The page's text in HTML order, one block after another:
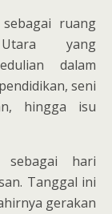
ruang
yang
dalam
seni
hingga isu
sebagai hari
Tanggal ini
gerakan